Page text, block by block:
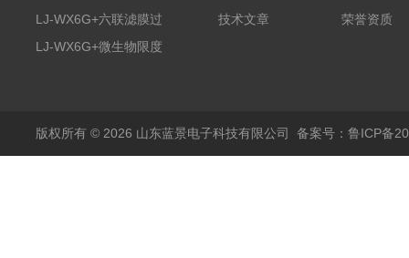
限度仪
LJ-WX6G+六联滤膜过
滤器
LJ-WX6G+微生物限度
技术文章
荣誉资质
版权所有 © 2026 山东蓝景电子科技有限公司 备案号：鲁ICP备